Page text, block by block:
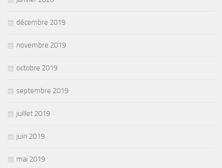
décembre 2019
novembre 2019
octobre 2019
septembre 2019
juillet 2019
juin 2019
mai 2019